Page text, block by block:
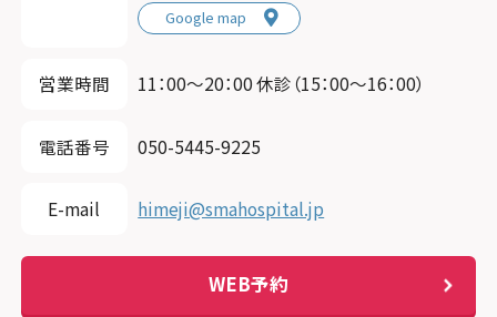
Google map
営業時間 11：00〜20：00 休診（15：00～16：00）
電話番号 050-5445-9225
E-mail himeji@smahospital.jp
WEB予約